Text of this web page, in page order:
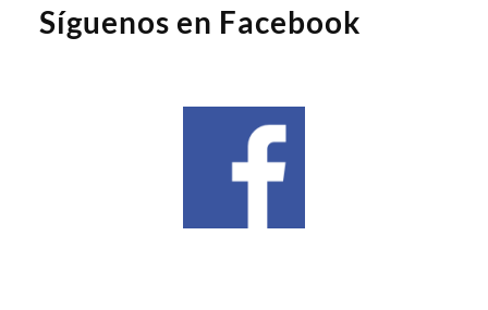
Síguenos en Facebook